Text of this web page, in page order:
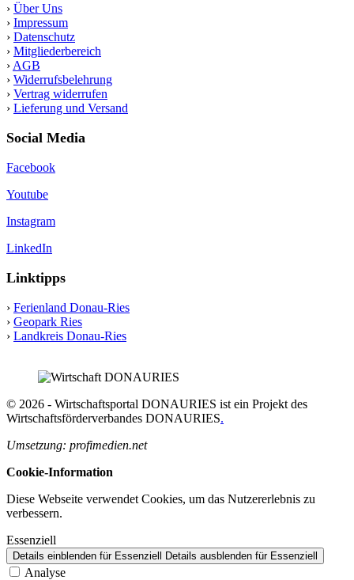
› Über Uns
› Impressum
› Datenschutz
› Mitgliederbereich
› AGB
› Widerrufsbelehrung
› Vertrag widerrufen
› Lieferung und Versand
Social Media
Facebook
Youtube
Instagram
LinkedIn
Linktipps
› Ferienland Donau-Ries
› Geopark Ries
› Landkreis Donau-Ries
© 2026 - Wirtschaftsportal DONAURIES ist ein Projekt des
Wirtschaftsförderverbandes DONAURIES.
Umsetzung: profimedien.net
Cookie-Information
Diese Webseite verwendet Cookies, um das Nutzererlebnis zu
verbessern.
Essenziell
Details einblenden für Essenziell Details ausblenden für Essenziell
Analyse